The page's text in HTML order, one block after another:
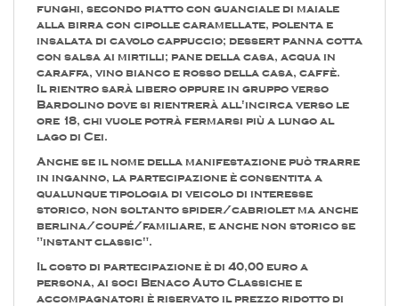
funghi, secondo piatto con guanciale di maiale
alla birra con cipolle caramellate, polenta e
insalata di cavolo cappuccio; dessert panna cotta
con salsa ai mirtilli; pane della casa, acqua in
caraffa, vino bianco e rosso della casa, caffè.
Il rientro sarà libero oppure in gruppo verso
Bardolino dove si rientrerà all'incirca verso le
ore 18, chi vuole potrà fermarsi più a lungo al
lago di Cei.
Anche se il nome della manifestazione può trarre
in inganno, la partecipazione è consentita a
qualunque tipologia di veicolo di interesse
storico, non soltanto spider/cabriolet ma anche
berlina/coupé/familiare, e anche non storico se
"instant classic".
Il costo di partecipazione è di 40,00 euro a
persona, ai soci Benaco Auto Classiche e
accompagnatori è riservato il prezzo ridotto di